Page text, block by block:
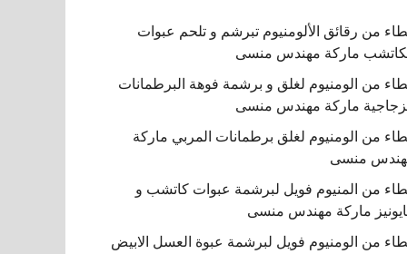
من رقائق الألومنيوم تبرشم و تلحم عبوات
ماركة مهندس منسى
من الومنيوم لغلق و برشمة فوهة البرطمانات
ماركة مهندس منسى
من الومنيوم لغلق برطمانات المربي ماركة
منسى
من المنيوم فويل لبرشمة عبوات كاتشب و
ماركة مهندس منسى
من الومنيوم فويل لبرشمة عبوة العسل الابيض